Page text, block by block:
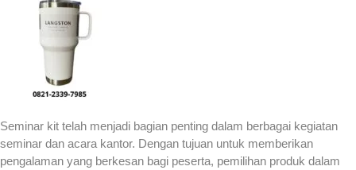
Seminar kit telah menjadi bagian penting dalam berbagai kegiatan
seminar dan acara kantor. Dengan tujuan untuk memberikan
pengalaman yang berkesan bagi peserta, pemilihan produk dalam